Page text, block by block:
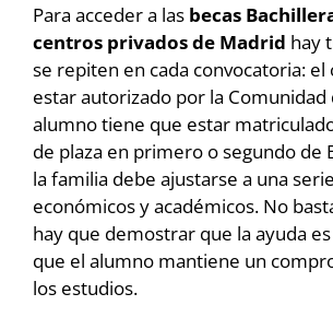
Para acceder a las becas
centros privados de Madrid hay
se repiten en cada convocatoria:
estar autorizado por la Comunidad
alumno tiene que estar
de plaza en primero o segundo de
la familia debe ajustarse a una
económicos y académicos. No
hay que demostrar que la ayuda
que el alumno mantiene un
los estudios.